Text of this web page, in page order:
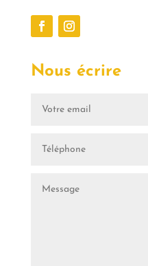
Nous écrire